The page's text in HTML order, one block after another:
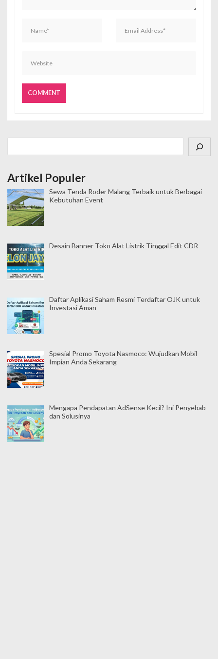
Artikel Populer
Sewa Tenda Roder Malang Terbaik untuk Berbagai
Kebutuhan Event
Desain Banner Toko Alat Listrik Tinggal Edit CDR
Daftar Aplikasi Saham Resmi Terdaftar OJK untuk
Investasi Aman
Spesial Promo Toyota Nasmoco: Wujudkan Mobil
Impian Anda Sekarang
Mengapa Pendapatan AdSense Kecil? Ini Penyebab
dan Solusinya